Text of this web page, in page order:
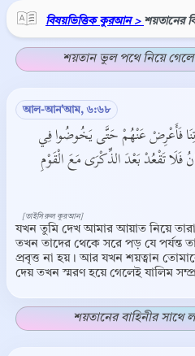
বিষয়ভিত্তিক কুরআন > শয়তানের
শয়তান ভুল পথে নিয়ে
আল-আন'আম, ৬:৬৮
فَأَعْرِضْ عَنْهُمْ حَتَّى يَخُوضُوا فِي
فَلَا تَقْعُدْ بَعْدَ الذِّكْرَى مَعَ الْقَوْمِ
যখন তুমি দেখ আমার আয়াত নিয়ে
তখন তাদের থেকে সরে পড় যে পর্যন্ত
প্রবৃত্ত না হয়। আর যখন শয়ত্বান
দেয় তখন স্মরণ হয়ে গেলেই যালিম
[তাইসিরুল কুরআন]
শয়তানের বাহিনীর সাথে